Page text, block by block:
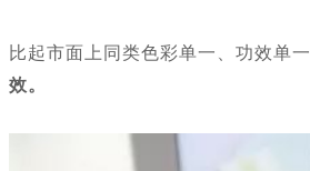
比起市面上同类色彩单一、功效单
效。